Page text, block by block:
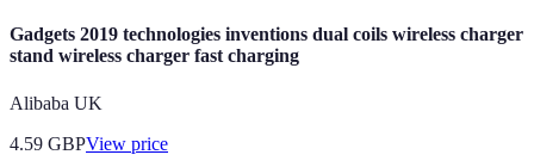
Gadgets 2019 technologies inventions dual coils wireless charger
stand wireless charger fast charging
Alibaba UK
4.59 GBPView price